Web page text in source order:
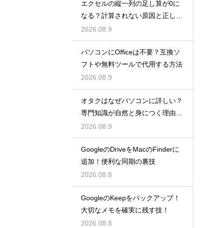
エクセルの縦一列の足し算が0に
なる？計算されない原因と正しい
対処法
2026.08.9
パソコンにOfficeは不要？互換ソ
フトや無料ツールで代用する方法
2026.08.9
オタクはなぜパソコンに詳しい？
専門知識が自然と身につく理由を
考察
2026.08.9
GoogleのDriveをMacのFinderに
追加！便利な同期の裏技
2026.08.8
GoogleのKeepをバックアップ！
大切なメモを確実に残す技！
2026.08.8